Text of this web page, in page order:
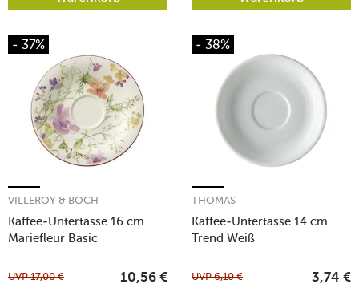
- 37%
Kaffee-Untertasse 16 cm
Mariefleur Basic
VILLEROY & BOCH
UVP17,00 € 10,56 €
- 38%
Kaffee-Untertasse 14 cm
Trend Weiß
THOMAS
UVP6,10 € 3,74 €